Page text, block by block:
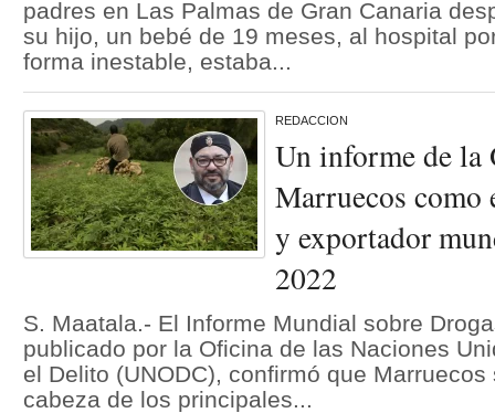
padres en Las Palmas de Gran Canaria
su hijo, un bebé de 19 meses, al hospital
forma inestable, estaba...
REDACCION
Un informe de la
Marruecos como
y exportador
2022
S. Maatala.- El Informe Mundial sobre
publicado por la Oficina de las Naciones
el Delito (UNODC), confirmó que
cabeza de los principales...